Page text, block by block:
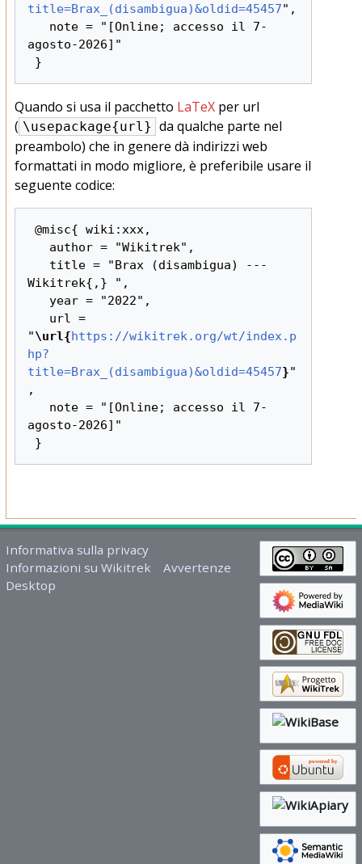
title=Brax_(disambigua)&oldid=45457",
agosto-2026]"
Quando si usa il pacchetto LaTeXper url
( \usepackage{url} da qualche parte nel
preambolo) che in genere dà indirizzi web
formattati in modo migliore, è preferibile usare il
seguente codice:
@misc{ wiki:xxx,
Wikitrek{,} ",
"\url{https://wikitrek.org/wt/index.p
hp?
title=Brax_(disambigua)&oldid=45457}"
,
agosto-2026]"
Informativa sulla privacy
Informazioni su Wikitrek
Avvertenze
Desktop